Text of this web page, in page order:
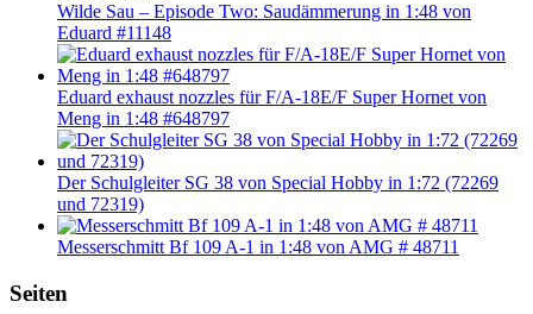
Wilde Sau – Episode Two: Saudämmerung in 1:48 von
Eduard #11148
Eduard exhaust nozzles für F/A-18E/F Super Hornet von
Meng in 1:48 #648797
Der Schulgleiter SG 38 von Special Hobby in 1:72 (72269
und 72319)
Messerschmitt Bf 109 A-1 in 1:48 von AMG # 48711
Seiten